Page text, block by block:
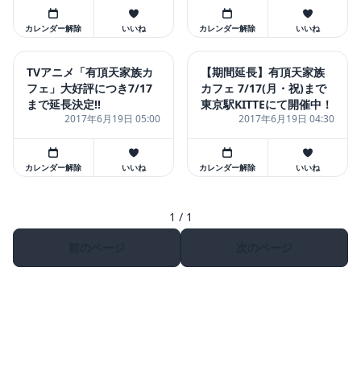
カレンダー解除 いいね カレンダー解除 いいね
TVアニメ「有頂天家族カ
フェ」⼤好評につき7/17
まで延⻑決定!!
2017年6月19日 05:00
カレンダー解除 いいね
【期間延長】有頂天家族
カフェ 7/17(月・祝)まで
東京駅KITTEにて開催中！
2017年6月19日 04:30
カレンダー解除 いいね
1 / 1